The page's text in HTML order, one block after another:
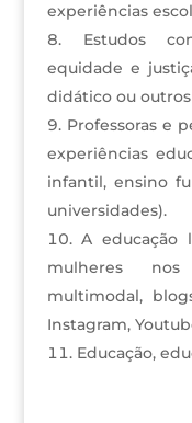
experiências
Estudos
equidade e
didático ou
Professoras e
experiências
infantil, ensino
universidades).
A educação
mulheres
multimodal,
Instagram,
Educação,